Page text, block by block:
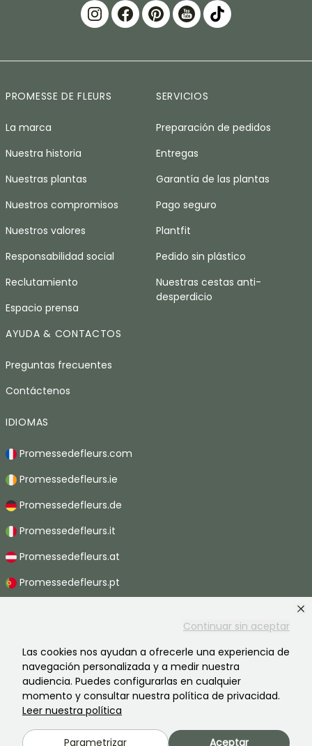
Continuar sin aceptar
Las cookies nos ayudan a ofrecerle una experiencia de
navegación personalizada y a medir nuestra
audiencia. Puedes configurarlas en cualquier
momento y consultar nuestra política de privacidad.
Leer nuestra política
Parametrizar Aceptar
PROMESSE DE FLEURS
La marca
Nuestra historia
Nuestras plantas
Nuestros compromisos
Nuestros valores
Responsabilidad social
Reclutamiento
Espacio prensa
SERVICIOS
Preparación de pedidos
Entregas
Garantía de las plantas
Pago seguro
Plantfit
Pedido sin plástico
Nuestras cestas anti-
desperdicio
AYUDA & CONTACTOS
Preguntas frecuentes
Contáctenos
IDIOMAS
Promessedefleurs.com
Promessedefleurs.ie
Promessedefleurs.de
Promessedefleurs.it
Promessedefleurs.at
Promessedefleurs.pt
Promessedefleurs.ch
Información legal
Términos y condiciones
Política de privacidad